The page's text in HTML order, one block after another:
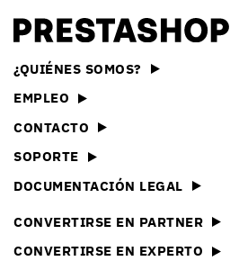
¿QUIÉNES SOMOS?
EMPLEO
CONTACTO
SOPORTE
DOCUMENTACIÓN LEGAL
CONVERTIRSE EN PARTNER
CONVERTIRSE EN EXPERTO